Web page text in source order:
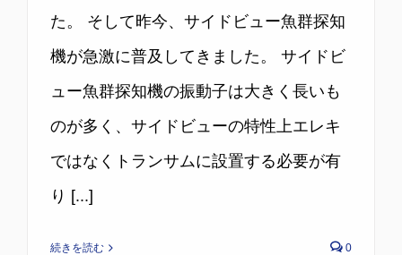
た。 そして昨今、サイドビュー魚群探知
機が急激に普及してきました。 サイドビ
ュー魚群探知機の振動子は大きく長いも
のが多く、サイドビューの特性上エレキ
ではなくトランサムに設置する必要が有
り [...]
続きを読む 0